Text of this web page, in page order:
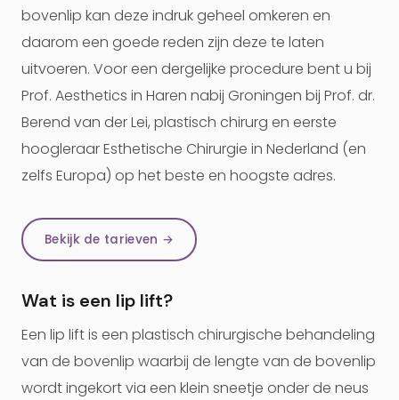
bovenlip kan deze indruk geheel omkeren en
daarom een goede reden zijn deze te laten
uitvoeren. Voor een dergelijke procedure bent u bij
Prof. Aesthetics in Haren nabij Groningen bij Prof. dr.
Berend van der Lei, plastisch chirurg en eerste
hoogleraar Esthetische Chirurgie in Nederland (en
zelfs Europa) op het beste en hoogste adres.
Bekijk de tarieven →
Wat is een lip lift?
Een lip lift is een plastisch chirurgische behandeling
van de bovenlip waarbij de lengte van de bovenlip
wordt ingekort via een klein sneetje onder de neus